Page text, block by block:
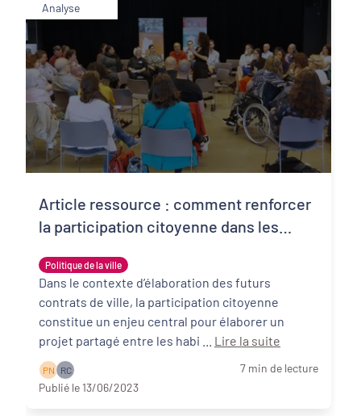
Analyse
Politique de la ville
Article ressource : comment renforcer
la participation citoyenne dans les
Dans le contexte d’élaboration des futurs
contrats de ville, la participation citoyenne
constitue un enjeu central pour élaborer un
Lire la suite
P N R C
7 min de lecture
Publié le 13/06/2023